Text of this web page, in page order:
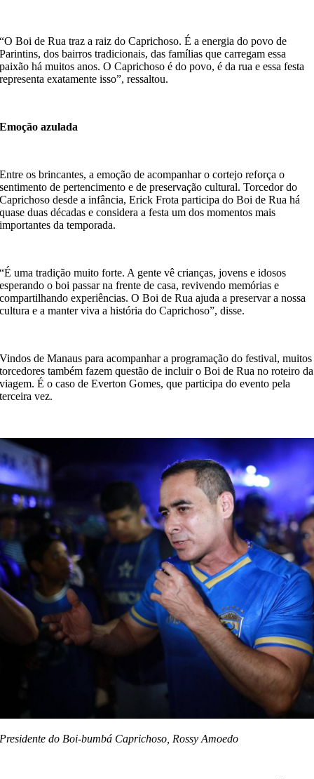
“O Boi de Rua traz a raiz do Caprichoso. É a energia do povo de
Parintins, dos bairros tradicionais, das famílias que carregam essa
paixão há muitos anos. O Caprichoso é do povo, é da rua e essa festa
representa exatamente isso”, ressaltou.
Emoção azulada
Entre os brincantes, a emoção de acompanhar o cortejo reforça o
sentimento de pertencimento e de preservação cultural. Torcedor do
Caprichoso desde a infância, Erick Frota participa do Boi de Rua há
quase duas décadas e considera a festa um dos momentos mais
importantes da temporada.
“É uma tradição muito forte. A gente vê crianças, jovens e idosos
esperando o boi passar na frente de casa, revivendo memórias e
compartilhando experiências. O Boi de Rua ajuda a preservar a nossa
cultura e a manter viva a história do Caprichoso”, disse.
Vindos de Manaus para acompanhar a programação do festival, muitos
torcedores também fazem questão de incluir o Boi de Rua no roteiro da
viagem. É o caso de Everton Gomes, que participa do evento pela
terceira vez.
Presidente do Boi-bumbá Caprichoso, Rossy Amoedo